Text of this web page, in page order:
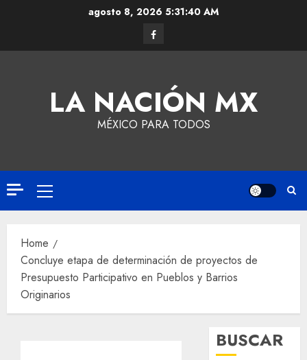
agosto 8, 2026 5:31:40 AM
LA NACIÓN MX
MÉXICO PARA TODOS
Home
Concluye etapa de determinación de proyectos de
Presupuesto Participativo en Pueblos y Barrios
Originarios
BUSCAR